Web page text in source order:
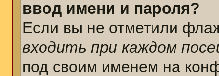
ввод имени и пароля?
Если вы не отметили
входить при каждом
под своим именем на